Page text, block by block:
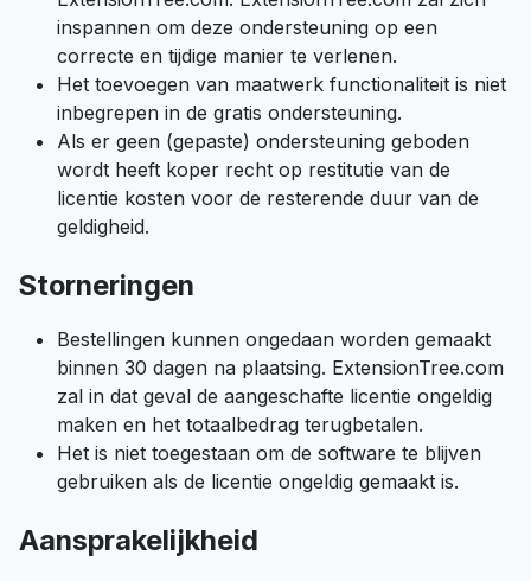
inspannen om deze ondersteuning op een
correcte en tijdige manier te verlenen.
Het toevoegen van maatwerk functionaliteit is niet
inbegrepen in de gratis ondersteuning.
Als er geen (gepaste) ondersteuning geboden
wordt heeft koper recht op restitutie van de
licentie kosten voor de resterende duur van de
geldigheid.
Storneringen
Bestellingen kunnen ongedaan worden gemaakt
binnen 30 dagen na plaatsing. ExtensionTree.com
zal in dat geval de aangeschafte licentie ongeldig
maken en het totaalbedrag terugbetalen.
Het is niet toegestaan om de software te blijven
gebruiken als de licentie ongeldig gemaakt is.
Aansprakelijkheid